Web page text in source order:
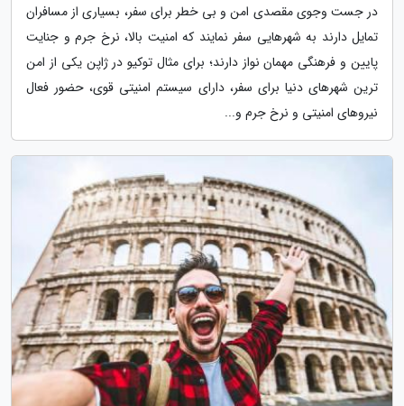
در جست وجوی مقصدی امن و بی خطر برای سفر، بسیاری از مسافران
تمایل دارند به شهرهایی سفر نمایند که امنیت بالا، نرخ جرم و جنایت
پایین و فرهنگی مهمان نواز دارند؛ برای مثال توکیو در ژاپن یکی از امن
ترین شهرهای دنیا برای سفر، دارای سیستم امنیتی قوی، حضور فعال
نیروهای امنیتی و نرخ جرم و...